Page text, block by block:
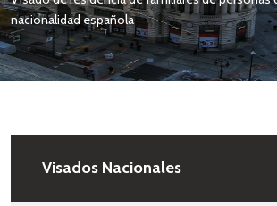
nacionalidad española
Visados Nacionales